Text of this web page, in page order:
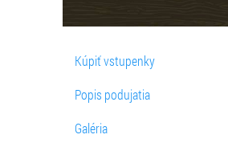
Kúpiť vstupenky
Popis podujatia
Galéria